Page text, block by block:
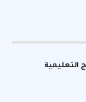
التعليمية